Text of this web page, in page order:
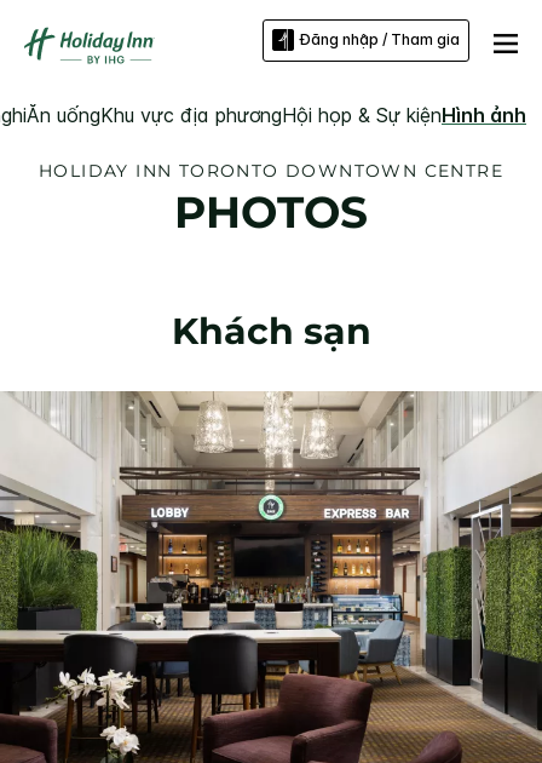
Đăng nhập / Tham gia
Ăn uốngKhu vực địa phươngHội họp & Sự kiệnHình ảnh
HOLIDAY INN TORONTO DOWNTOWN CENTRE
PHOTOS
Khách sạn